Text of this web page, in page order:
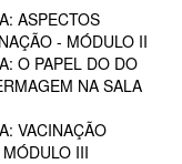
ASPECTOS
- MÓDULO II
O PAPEL DO DO
NA SALA
VACINAÇÃO
III